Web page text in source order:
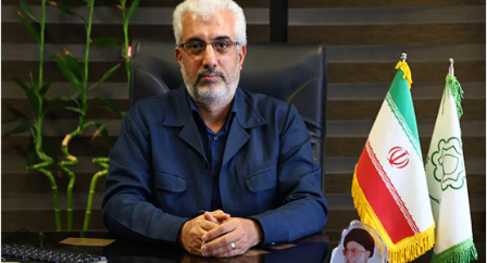
ل
ی
م
ی
ل